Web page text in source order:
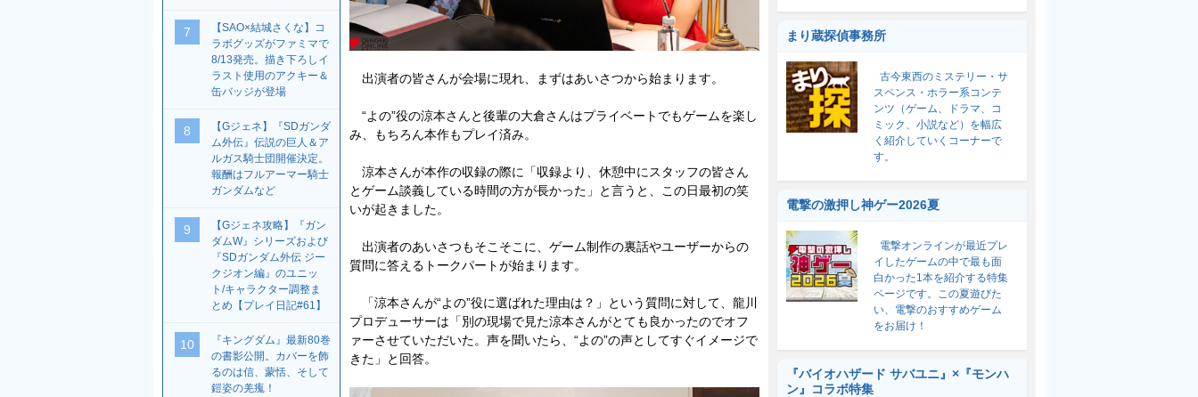
出演者の皆さんが会場に現れ、まずはあいさつから始まります。
“よの”役の涼本さんと後輩の大倉さんはプライベートでもゲームを楽し
み、もちろん本作もプレイ済み。
涼本さんが本作の収録の際に「収録より、休憩中にスタッフの皆さん
とゲーム談義している時間の方が長かった」と言うと、この日最初の笑
いが起きました。
出演者のあいさつもそこそこに、ゲーム制作の裏話やユーザーからの
質問に答えるトークパートが始まります。
「涼本さんが“よの”役に選ばれた理由は？」という質問に対して、龍川
プロデューサーは「別の現場で見た涼本さんがとても良かったのでオフ
ァーさせていただいた。声を聞いたら、“よの”の声としてすぐイメージで
きた」と回答。
7
【SAO×結城さくな】コ
ラボグッズがファミマで
8/13発売。描き下ろしイ
ラスト使用のアクキー＆
缶バッジが登場
8
【Gジェネ】『SDガンダ
ム外伝』伝説の巨人＆ア
ルガス騎士団開催決定。
報酬はフルアーマー騎士
ガンダムなど
9
【Gジェネ攻略】『ガン
ダムW』シリーズおよび
『SDガンダム外伝 ジー
クジオン編』のユニッ
ト/キャラクター調整ま
とめ【プレイ日記#61】
10
『キングダム』最新80巻
の書影公開。カバーを飾
るのは信、蒙恬、そして
鎧姿の羌瘣！
まり蔵探偵事務所
古今東西のミステリー・サ
スペンス・ホラー系コンテ
ンツ（ゲーム、ドラマ、コ
ミック、小説など）を幅広
く紹介していくコーナーで
す。
電撃の激押し神ゲー2026夏
電撃オンラインが最近プレ
イしたゲームの中で最も面
白かった1本を紹介する特集
ページです。この夏遊びた
い、電撃のおすすめゲーム
をお届け！
『バイオハザード サバユニ』×『モンハ
ン』コラボ特集